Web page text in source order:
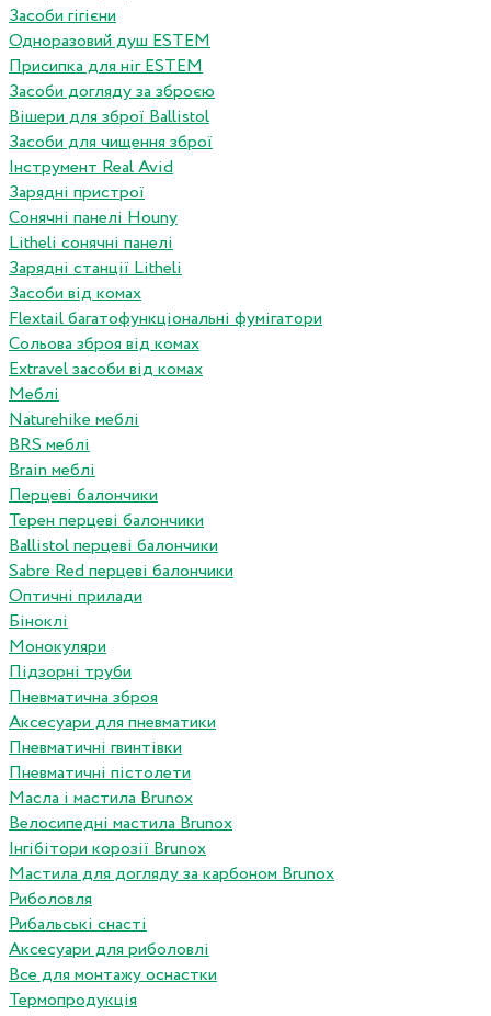
Засоби гігієни
Одноразовий душ ESTEM
Присипка для ніг ESTEM
Засоби догляду за зброєю
Вішери для зброї Ballistol
Засоби для чищення зброї
Інструмент Real Avid
Зарядні пристрої
Сонячні панелі Houny
Litheli сонячні панелі
Зарядні станції Litheli
Засоби від комах
Flextail багатофункціональні фумігатори
Сольова зброя від комах
Extravel засоби від комах
Меблі
Naturehike меблі
BRS меблі
Brain меблі
Перцеві балончики
Терен перцеві балончики
Ballistol перцеві балончики
Sabre Red перцеві балончики
Оптичні прилади
Біноклі
Монокуляри
Підзорні труби
Пневматична зброя
Аксесуари для пневматики
Пневматичні гвинтівки
Пневматичні пістолети
Масла і мастила Brunox
Велосипедні мастила Brunox
Інгібітори корозії Brunox
Мастила для догляду за карбоном Brunox
Риболовля
Рибальські снасті
Аксесуари для риболовлі
Все для монтажу оснастки
Термопродукція